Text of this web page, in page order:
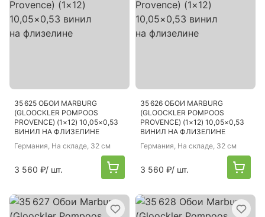
35 625 ОБОИ MARBURG
(GLOOCKLER POMPOOS
PROVENCE) (1×12) 10,05×0,53
ВИНИЛ НА ФЛИЗЕЛИНЕ
Германия, На складе, 32 см
3 560 ₽/ шт.
35 626 ОБОИ MARBURG
(GLOOCKLER POMPOOS
PROVENCE) (1×12) 10,05×0,53
ВИНИЛ НА ФЛИЗЕЛИНЕ
Германия, На складе, 32 см
3 560 ₽/ шт.